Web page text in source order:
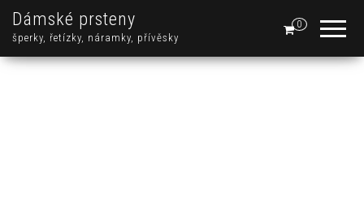
Dámské prsteny
šperky, řetízky, náramky, přívěsky
0